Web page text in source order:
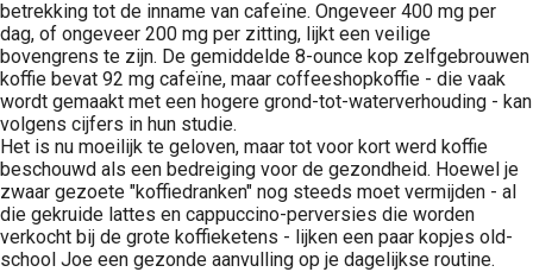
betrekking tot de inname van cafeïne. Ongeveer 400 mg per
dag, of ongeveer 200 mg per zitting, lijkt een veilige
bovengrens te zijn. De gemiddelde 8-ounce kop zelfgebrouwen
koffie bevat 92 mg cafeïne, maar coffeeshopkoffie - die vaak
wordt gemaakt met een hogere grond-tot-waterverhouding - kan
volgens cijfers in hun studie.
Het is nu moeilijk te geloven, maar tot voor kort werd koffie
beschouwd als een bedreiging voor de gezondheid. Hoewel je
zwaar gezoete "koffiedranken" nog steeds moet vermijden - al
die gekruide lattes en cappuccino-perversies die worden
verkocht bij de grote koffieketens - lijken een paar kopjes old-
school Joe een gezonde aanvulling op je dagelijkse routine.